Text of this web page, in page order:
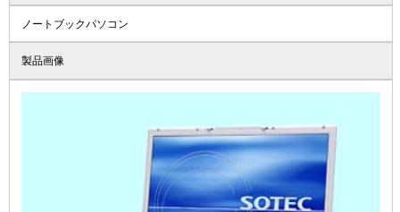
ノートブックパソコン
製品画像